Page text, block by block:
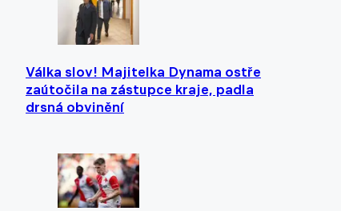
Válka slov! Majitelka Dynama ostře
zaútočila na zástupce kraje, padla
drsná obvinění